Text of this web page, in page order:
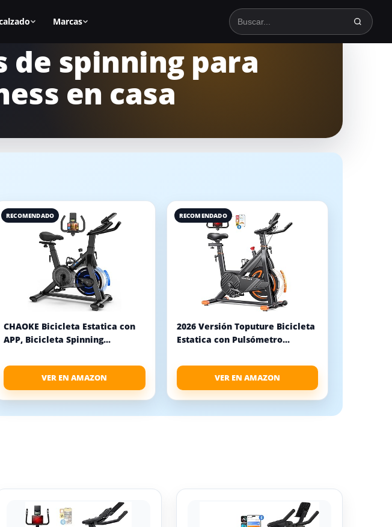
Buscar en TodoSpinning
Marcas
BH Fitness
de spinning para
en casa
RECOMENDADO
CHAOKE Bicicleta Estatica con
APP, Bicicleta Spinning...
VER EN AMAZON
RECOMENDADO
2026 Versión Toputure Bicicleta
Estatica con Pulsómetro...
VER EN AMAZON